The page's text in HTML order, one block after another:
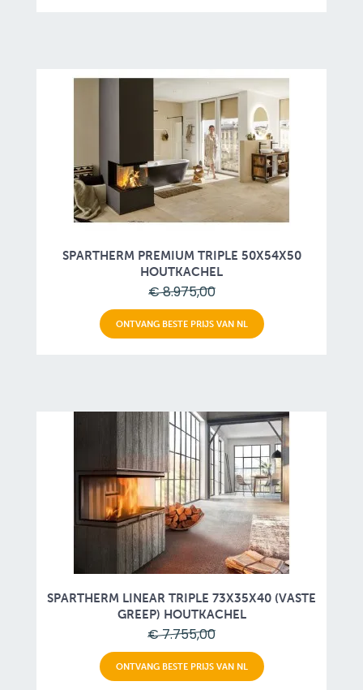
SPARTHERM PREMIUM TRIPLE 50X54X50
HOUTKACHEL
€ 8.975,00
ONTVANG BESTE PRIJS VAN NL
SPARTHERM LINEAR TRIPLE 73X35X40 (VASTE
GREEP) HOUTKACHEL
€ 7.755,00
ONTVANG BESTE PRIJS VAN NL